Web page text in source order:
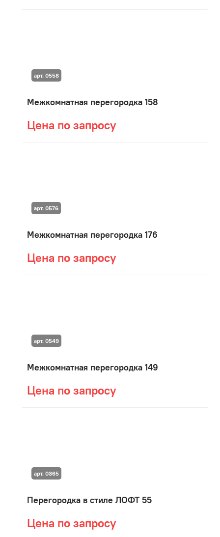
Межкомнатная перегородка 158
Цена по запросу
арт. 0558
Межкомнатная перегородка 176
Цена по запросу
арт. 0576
Межкомнатная перегородка 149
Цена по запросу
арт. 0549
Перегородка в стиле ЛОФТ 55
Цена по запросу
арт. 0365